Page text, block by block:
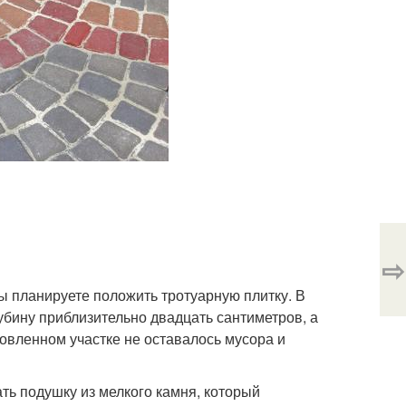
положить тротуарную плитку. В
приблизительно двадцать сантиметров, а
участке не оставалось мусора и
подушку из мелкого камня, который
⇨